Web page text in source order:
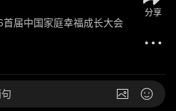
届中国家庭幸福成长大会
分享